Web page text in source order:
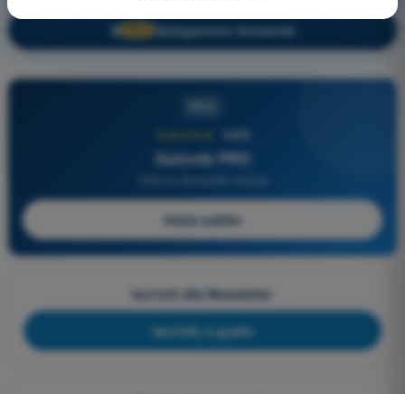
🔒 Spiegazione domanda
4,6/5
Quizvds PRO
Inizia subito
Iscriviti alla Newsletter
Iscriviti, è gratis